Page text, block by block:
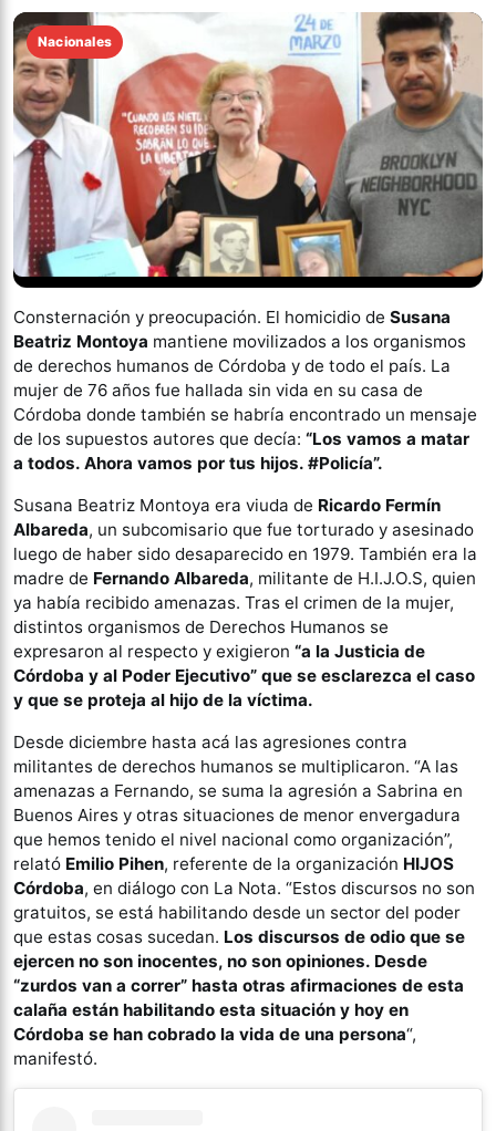
Nacionales
Consternación y preocupación. El homicidio de Susana
Beatriz Montoya mantiene movilizados a los organismos
de derechos humanos de Córdoba y de todo el país. La
mujer de 76 años fue hallada sin vida en su casa de
Córdoba donde también se habría encontrado un mensaje
de los supuestos autores que decía: “Los vamos a matar
a todos. Ahora vamos por tus hijos. #Policía”.
Susana Beatriz Montoya era viuda de Ricardo Fermín
Albareda, un subcomisario que fue torturado y asesinado
luego de haber sido desaparecido en 1979. También era la
madre de Fernando Albareda, militante de H.I.J.O.S, quien
ya había recibido amenazas. Tras el crimen de la mujer,
distintos organismos de Derechos Humanos se
expresaron al respecto y exigieron “a la Justicia de
Córdoba y al Poder Ejecutivo” que se esclarezca el caso
y que se proteja al hijo de la víctima.
Desde diciembre hasta acá las agresiones contra
militantes de derechos humanos se multiplicaron. “A las
amenazas a Fernando, se suma la agresión a Sabrina en
Buenos Aires y otras situaciones de menor envergadura
que hemos tenido el nivel nacional como organización”,
relató Emilio Pihen, referente de la organización HIJOS
Córdoba, en diálogo con La Nota. “Estos discursos no son
gratuitos, se está habilitando desde un sector del poder
que estas cosas sucedan. Los discursos de odio que se
ejercen no son inocentes, no son opiniones. Desde
“zurdos van a correr” hasta otras afirmaciones de esta
calaña están habilitando esta situación y hoy en
Córdoba se han cobrado la vida de una persona“,
manifestó.